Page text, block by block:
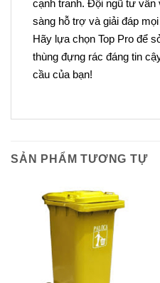
cạnh tranh. Đội ngũ tư vấn
sàng hỗ trợ và giải đáp
Hãy lựa chọn Top Pro để
thùng đựng rác đáng tin
cầu của bạn!
SẢN PHẨM TƯƠNG TỰ